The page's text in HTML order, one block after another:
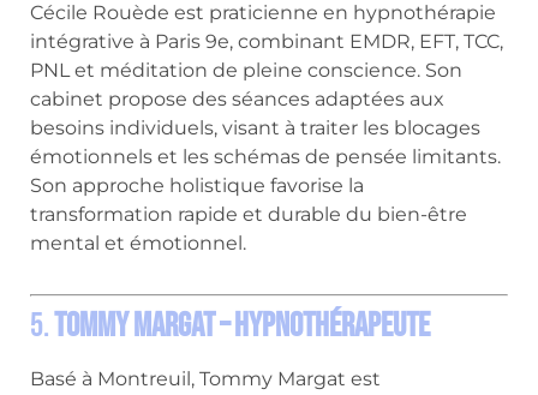
Cécile Rouède est praticienne en hypnothérapie
intégrative à Paris 9e, combinant EMDR, EFT, TCC,
PNL et méditation de pleine conscience. Son
cabinet propose des séances adaptées aux
besoins individuels, visant à traiter les blocages
émotionnels et les schémas de pensée limitants.
Son approche holistique favorise la
transformation rapide et durable du bien-être
mental et émotionnel.
5.Tommy Margat – Hypnothérapeute
Basé à Montreuil, Tommy Margat est